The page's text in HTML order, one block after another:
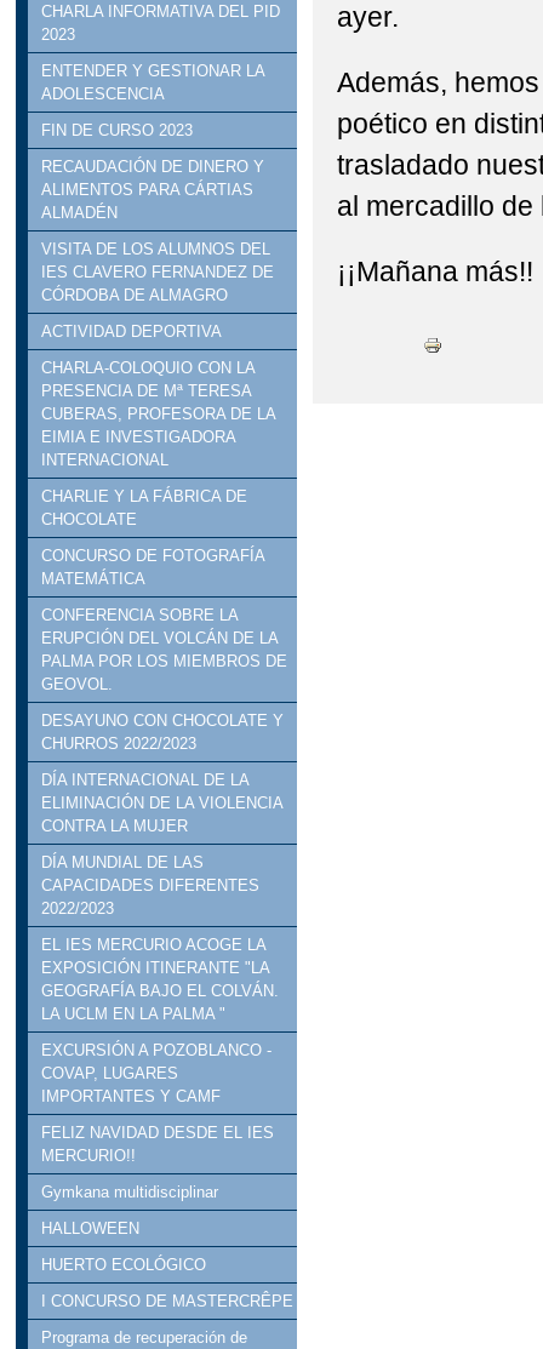
CHARLA INFORMATIVA DEL PID
2023
ENTENDER Y GESTIONAR LA
ADOLESCENCIA
FIN DE CURSO 2023
RECAUDACIÓN DE DINERO Y
ALIMENTOS PARA CÁRTIAS
ALMADÉN
VISITA DE LOS ALUMNOS DEL
IES CLAVERO FERNANDEZ DE
CÓRDOBA DE ALMAGRO
ACTIVIDAD DEPORTIVA
CHARLA-COLOQUIO CON LA
PRESENCIA DE Mª TERESA
CUBERAS, PROFESORA DE LA
EIMIA E INVESTIGADORA
INTERNACIONAL
CHARLIE Y LA FÁBRICA DE
CHOCOLATE
CONCURSO DE FOTOGRAFÍA
MATEMÁTICA
CONFERENCIA SOBRE LA
ERUPCIÓN DEL VOLCÁN DE LA
PALMA POR LOS MIEMBROS DE
GEOVOL.
DESAYUNO CON CHOCOLATE Y
CHURROS 2022/2023
DÍA INTERNACIONAL DE LA
ELIMINACIÓN DE LA VIOLENCIA
CONTRA LA MUJER
DÍA MUNDIAL DE LAS
CAPACIDADES DIFERENTES
2022/2023
EL IES MERCURIO ACOGE LA
EXPOSICIÓN ITINERANTE "LA
GEOGRAFÍA BAJO EL COLVÁN.
LA UCLM EN LA PALMA "
EXCURSIÓN A POZOBLANCO -
COVAP, LUGARES
IMPORTANTES Y CAMF
FELIZ NAVIDAD DESDE EL IES
MERCURIO!!
Gymkana multidisciplinar
HALLOWEEN
HUERTO ECOLÓGICO
I CONCURSO DE MASTERCRÊPE
Programa de recuperación de
ayer.
Además,
poético en
trasladado
al mercadillo de
¡¡Mañana más!!